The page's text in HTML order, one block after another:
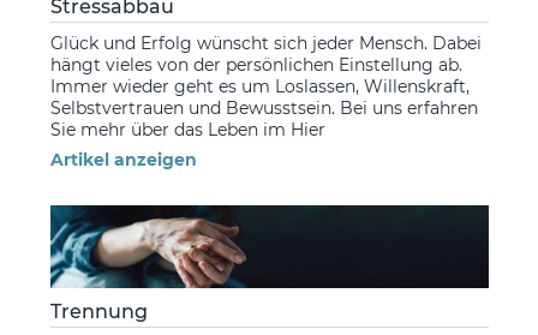
Stressabbau
Glück und Erfolg wünscht sich jeder Mensch. Dabei
hängt vieles von der persönlichen Einstellung ab.
Immer wieder geht es um Loslassen, Willenskraft,
Selbstvertrauen und Bewusstsein. Bei uns erfahren
Sie mehr über das Leben im Hier
Artikel anzeigen
Trennung